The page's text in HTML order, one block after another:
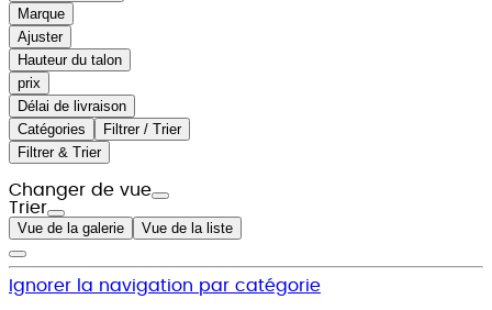
Marque
Ajuster
Hauteur du talon
prix
Délai de livraison
Catégories
Filtrer / Trier
Filtrer & Trier
Changer de vue
Trier
Vue de la galerie Vue de la liste
Ignorer la navigation par catégorie